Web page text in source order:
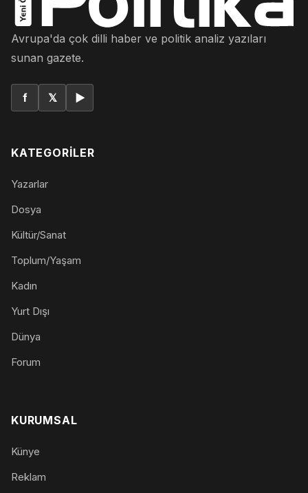
Avrupa'da çok dilli haber ve politik analiz yazıları
sunan gazete.
f 𝕏 ▶
KATEGORILER
Yazarlar
Dosya
Kültür/Sanat
Toplum/Yaşam
Kadın
Yurt Dışı
Dünya
Forum
KURUMSAL
Künye
Reklam